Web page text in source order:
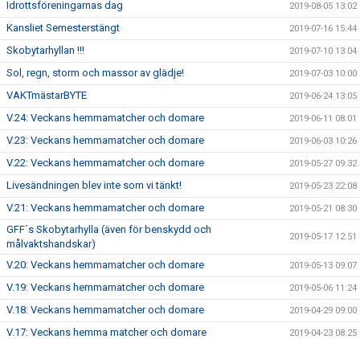
Idrottsföreningarnas dag 2019-08-05 13:02
Kansliet Semesterstängt 2019-07-16 15:44
Skobytarhyllan !!! 2019-07-10 13:04
Sol, regn, storm och massor av glädje! 2019-07-03 10:00
VAKTmästarBYTE 2019-06-24 13:05
V.24: Veckans hemmamatcher och domare 2019-06-11 08:01
V.23: Veckans hemmamatcher och domare 2019-06-03 10:26
V.22: Veckans hemmamatcher och domare 2019-05-27 09:32
Livesändningen blev inte som vi tänkt! 2019-05-23 22:08
V.21: Veckans hemmamatcher och domare 2019-05-21 08:30
GFF´s Skobytarhylla (även för benskydd och
målvaktshandskar)
2019-05-17 12:51
V.20: Veckans hemmamatcher och domare 2019-05-13 09:07
V.19: Veckans hemmamatcher och domare 2019-05-06 11:24
V.18: Veckans hemmamatcher och domare 2019-04-29 09:00
V.17: Veckans hemma matcher och domare 2019-04-23 08:25